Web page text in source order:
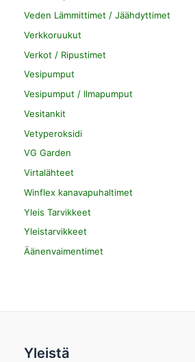
Veden Lämmittimet / Jäähdyttimet
Verkkoruukut
Verkot / Ripustimet
Vesipumput
Vesipumput / Ilmapumput
Vesitankit
Vetyperoksidi
VG Garden
Virtalähteet
Winflex kanavapuhaltimet
Yleis Tarvikkeet
Yleistarvikkeet
Äänenvaimentimet
Yleistä